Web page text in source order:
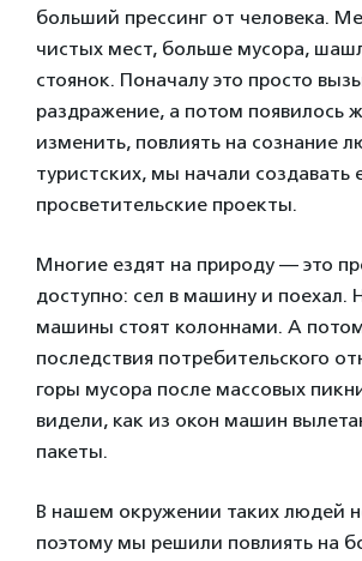
больший прессинг от человека.
чистых мест, больше мусора,
стоянок. Поначалу это просто
раздражение, а потом появилось
изменить, повлиять на сознание
туристских, мы начали создавать
просветительские проекты.
Многие ездят на природу — это
доступно: сел в машину и поехал.
машины стоят колоннами. А
последствия потребительского
горы мусора после массовых
видели, как из окон машин
пакеты.
В нашем окружении таких людей
поэтому мы решили повлиять на